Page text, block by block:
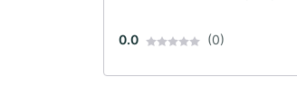
0.0 (0)